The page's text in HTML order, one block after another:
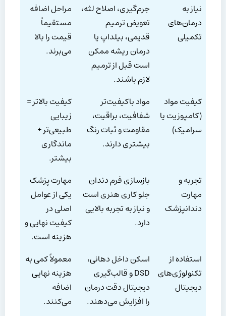
نیاز به
درمان‌های
تکمیلی
جرم‌گیری، اصلاح لثه،
تعویض ترمیم
قدیمی، بیلداپ یا
درمان ریشه ممکن
است قبل از ترمیم
لازم باشند.
مراحل اضافه
مستقیماً
قیمت را بالا
می‌برند.
کیفیت مواد
(کامپوزیت یا
سرامیک)
مواد باکیفیت‌تر
شفافیت، براقیت،
مقاومت و ثبات رنگ
بیشتری دارند.
کیفیت بالاتر =
زیبایی
طبیعی‌تر +
ماندگاری
بیشتر.
تجربه و
مهارت
دندانپزشک
بازسازی فرم دندان
جلو کاری هنری است
و نیاز به تجربه بالایی
دارد.
مهارت پزشک
یکی از عوامل
اصلی در
کیفیت نهایی و
هزینه است.
استفاده از
تکنولوژی‌های
دیجیتال
اسکن داخل دهانی،
DSD و قالب‌گیری
دیجیتال دقت درمان
را افزایش می‌دهند.
معمولاً کمی به
هزینه نهایی
اضافه
می‌کنند.